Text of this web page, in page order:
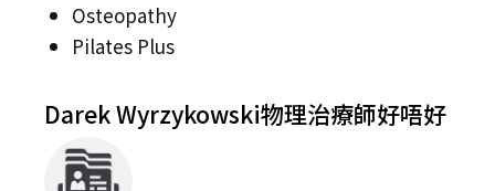
Osteopathy
Pilates Plus
Darek Wyrzykowski物理治療師好唔好